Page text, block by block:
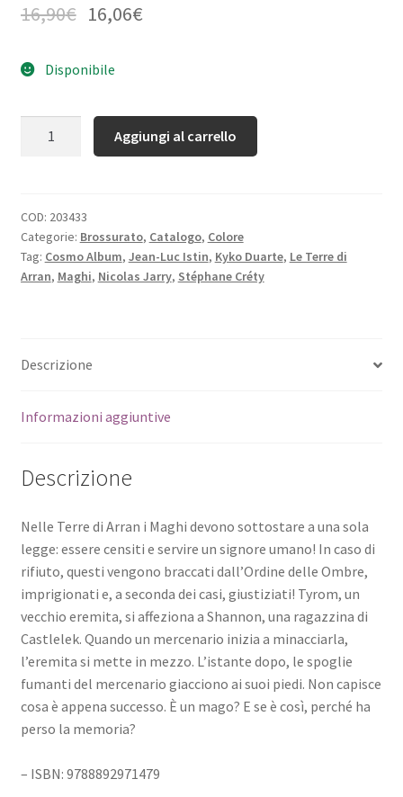
16,90€ 16,06€
Disponibile
Aggiungi al carrello
COD: 203433
Categorie: Brossurato, Catalogo, Colore
Tag: Cosmo Album, Jean-Luc Istin, Kyko Duarte, Le Terre di
Arran, Maghi, Nicolas Jarry, Stéphane Créty
Descrizione
Informazioni aggiuntive
Descrizione
Nelle Terre di Arran i Maghi devono sottostare a una sola
legge: essere censiti e servire un signore umano! In caso di
rifiuto, questi vengono braccati dall’Ordine delle Ombre,
imprigionati e, a seconda dei casi, giustiziati! Tyrom, un
vecchio eremita, si affeziona a Shannon, una ragazzina di
Castlelek. Quando un mercenario inizia a minacciarla,
l’eremita si mette in mezzo. L’istante dopo, le spoglie
fumanti del mercenario giacciono ai suoi piedi. Non capisce
cosa è appena successo. È un mago? E se è così, perché ha
perso la memoria?
– ISBN: 9788892971479